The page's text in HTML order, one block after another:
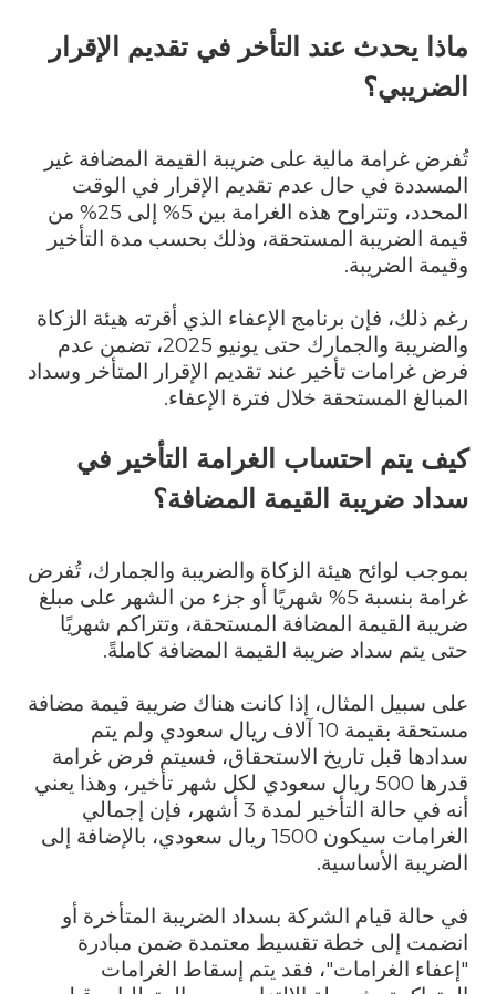
ماذا يحدث عند التأخر في تقديم الإقرار
الضريبي؟
تُفرض غرامة مالية على ضريبة القيمة المضافة غير
المسددة في حال عدم تقديم الإقرار في الوقت
المحدد، وتتراوح هذه الغرامة بين 5% إلى 25% من
قيمة الضريبة المستحقة، وذلك بحسب مدة التأخير
وقيمة الضريبة.
رغم ذلك، فإن برنامج الإعفاء الذي أقرته هيئة الزكاة
والضريبة والجمارك حتى يونيو 2025، تضمن عدم
فرض غرامات تأخير عند تقديم الإقرار المتأخر وسداد
المبالغ المستحقة خلال فترة الإعفاء.
كيف يتم احتساب الغرامة التأخير في
سداد ضريبة القيمة المضافة؟
بموجب لوائح هيئة الزكاة والضريبة والجمارك، تُفرض
غرامة بنسبة 5% شهريًا أو جزء من الشهر على مبلغ
ضريبة القيمة المضافة المستحقة، وتتراكم شهريًا
حتى يتم سداد ضريبة القيمة المضافة كاملةً.
على سبيل المثال، إذا كانت هناك ضريبة قيمة مضافة
مستحقة بقيمة 10 آلاف ريال سعودي ولم يتم
سدادها قبل تاريخ الاستحقاق، فسيتم فرض غرامة
قدرها 500 ريال سعودي لكل شهر تأخير، وهذا يعني
أنه في حالة التأخير لمدة 3 أشهر، فإن إجمالي
الغرامات سيكون 1500 ريال سعودي، بالإضافة إلى
الضريبة الأساسية.
في حالة قيام الشركة بسداد الضريبة المتأخرة أو
انضمت إلى خطة تقسيط معتمدة ضمن مبادرة
"إعفاء الغرامات"، فقد يتم إسقاط الغرامات